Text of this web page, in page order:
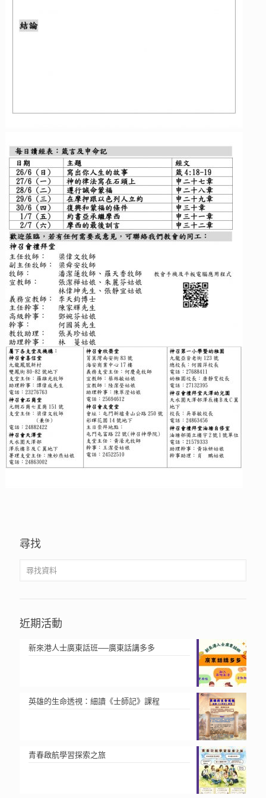
尋找
近期活動
新來港人士廣東話班──廣東話講多多
英雄的生命透視：細讀《士師記》課程
青春啟航學習探索之旅